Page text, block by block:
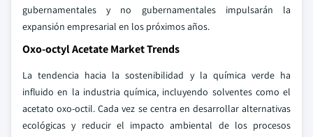
gubernamentales y no gubernamentales impulsarán la
expansión empresarial en los próximos años.
Oxo-octyl Acetate Market Trends
La tendencia hacia la sostenibilidad y la química verde ha
influido en la industria química, incluyendo solventes como el
acetato oxo-octil. Cada vez se centra en desarrollar alternativas
ecológicas y reducir el impacto ambiental de los procesos